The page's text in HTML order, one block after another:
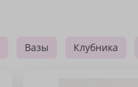
Вазы Клубника